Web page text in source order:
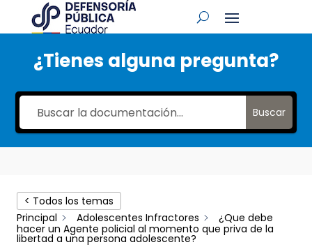
¿Tienes alguna pregunta?
Buscar
< Todos los temas
Principal
Adolescentes Infractores
¿Que debe
hacer un Agente policial al momento que priva de la
libertad a una persona adolescente?